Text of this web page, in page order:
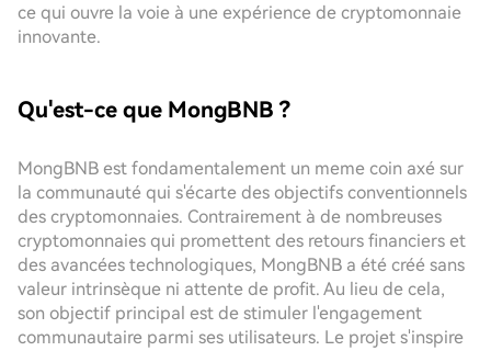
ce qui ouvre la voie à une expérience de cryptomonnaie
innovante.
Qu'est-ce que MongBNB ?
MongBNB est fondamentalement un meme coin axé sur
la communauté qui s'écarte des objectifs conventionnels
des cryptomonnaies. Contrairement à de nombreuses
cryptomonnaies qui promettent des retours financiers et
des avancées technologiques, MongBNB a été créé sans
valeur intrinsèque ni attente de profit. Au lieu de cela,
son objectif principal est de stimuler l'engagement
communautaire parmi ses utilisateurs. Le projet s'inspire